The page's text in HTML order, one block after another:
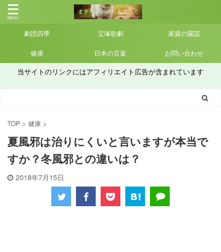
劇団四季 宝塚歌劇 家庭の園芸
健康 日本の言葉 お問い合わせ
当サイトのリンクにはアフィリエイト広告が含まれています
TOP > 健康 >
夏風邪は治りにくいと言いますが本当で
すか？冬風邪との違いは？
2018年7月15日